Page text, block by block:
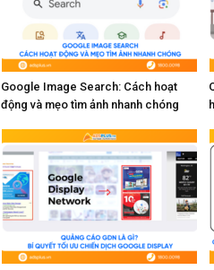
Google Image Search: Cách hoạt
động và mẹo tìm ảnh nhanh chóng